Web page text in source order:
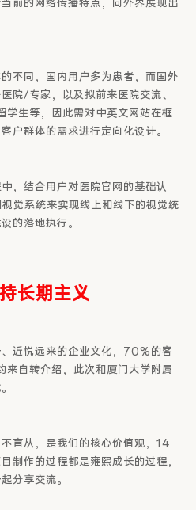
前的网络传播特点，向外界展现出
不同，国内用户多为患者，而国外
院/专家，以及拟前来医院交流、
学生等，因此需对中英文网站在框
户群体的需求进行定向化设计。
，结合用户对医院官网的基础认
觉系统来实现线上和线下的视觉统
的落地执行。
长期主义
近悦远来的企业文化，70%的客
自转介绍，此次和厦门大学附属
盲从，是我们的核心价值观，14
制作的过程都是雍熙成长的过程，
分享交流。